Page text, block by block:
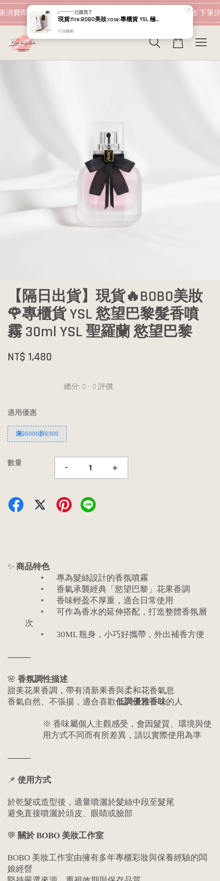
費即可折抵 現在去購物！ 加入會員 消費即可累績點數 下筆消
【隔日出貨】現貨🔥BOBO美妝
🌹專櫃貨 YSL 慾望巴黎髮香噴
霧 30ml YSL 聖羅蘭 慾望巴黎
NT$ 1,480
總分: 0 - 0 評價
適用優惠
滿$5000折$300
數量 - +
✨ 商品特色
•
專為髮絲設計的香氛噴霧
•
香氣承襲經典「慾望巴黎」花果香調
•
香味輕盈不厚重，適合日常使用
•
可作為香水的延伸搭配，打造整體香氛層
次
•
30ML 瓶身，小巧好攜帶，外出補香方便
⸻
🌸 香氛調性描述
甜美花果香調，帶有清新果香與柔和花香氣息
香氣自然、不張揚，適合喜歡低調優雅香味的人
※ 香味屬個人主觀感受，會因髮質、環境與使
用方式不同而有所差異，請以實際使用為準
⸻
📌 使用方式
於乾髮或造型後，適量噴灑於髮絲中段至髮尾
避免直接噴灑於頭皮、眼睛或臉部
💬 關於 BOBO 美妝工作室
BOBO 美妝工作室由擁有多年專櫃彩妝與保養經驗的闆
娘經營
L**********已購買了
現貨:fire:BOBO美妝:rose:專櫃貨 YSL 極效活萃澎潤精華 嫩白精華 極效活萃夜光仙人掌精華 精華液 仙人掌 7ml
19 分鐘前